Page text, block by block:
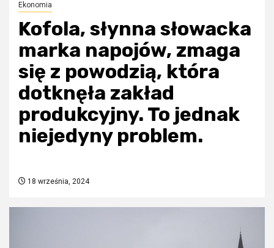
Ekonomia
Kofola, słynna słowacka
marka napojów, zmaga
się z powodzią, która
dotknęła zakład
produkcyjny. To jednak
niejedyny problem.
18 września, 2024